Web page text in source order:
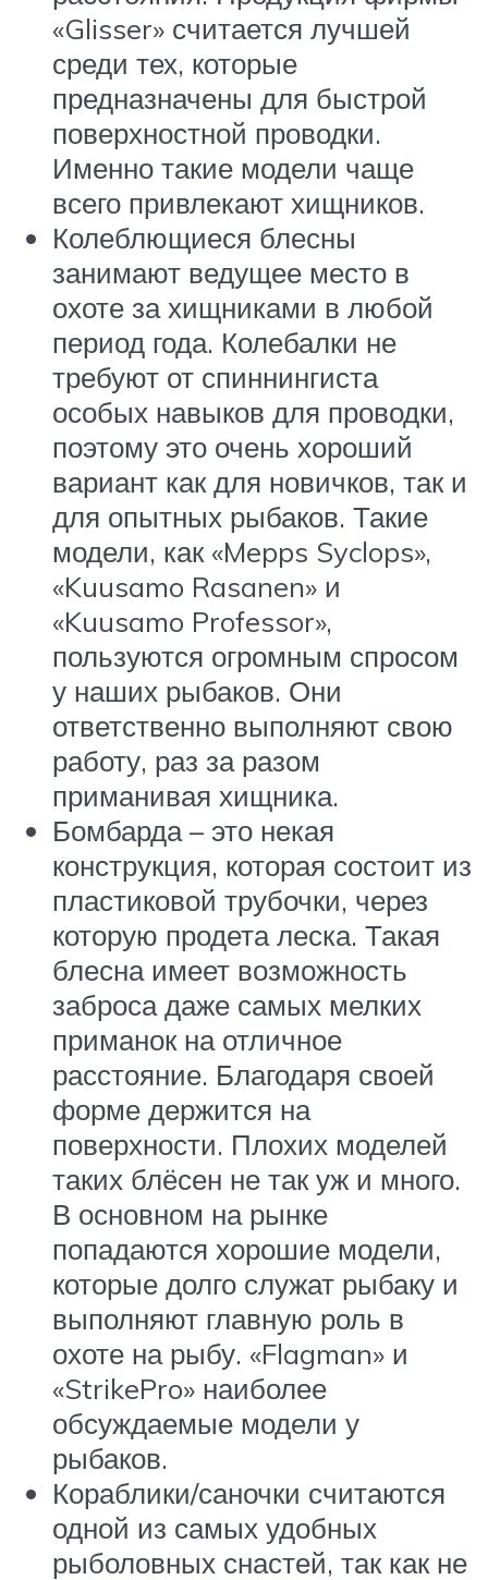
«Glisser» считается лучшей
среди тех, которые
предназначены для быстрой
поверхностной проводки.
Именно такие модели чаще
всего привлекают хищников.
Колеблющиеся блесны
занимают ведущее место в
охоте за хищниками в любой
период года. Колебалки не
требуют от спиннингиста
особых навыков для проводки,
поэтому это очень хороший
вариант как для новичков, так и
для опытных рыбаков. Такие
модели, как «Mepps Syclops»,
«Kuusamo Rasanen» и
«Kuusamo Professor»,
пользуются огромным спросом
у наших рыбаков. Они
ответственно выполняют свою
работу, раз за разом
приманивая хищника.
Бомбарда – это некая
конструкция, которая состоит из
пластиковой трубочки, через
которую продета леска. Такая
блесна имеет возможность
заброса даже самых мелких
приманок на отличное
расстояние. Благодаря своей
форме держится на
поверхности. Плохих моделей
таких блёсен не так уж и много.
В основном на рынке
попадаются хорошие модели,
которые долго служат рыбаку и
выполняют главную роль в
охоте на рыбу. «Flagman» и
«StrikePro» наиболее
обсуждаемые модели у
рыбаков.
Кораблики/саночки считаются
одной из самых удобных
рыболовных снастей, так как не